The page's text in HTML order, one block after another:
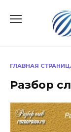
содержанию
ГЛАВНАЯ
Разбор